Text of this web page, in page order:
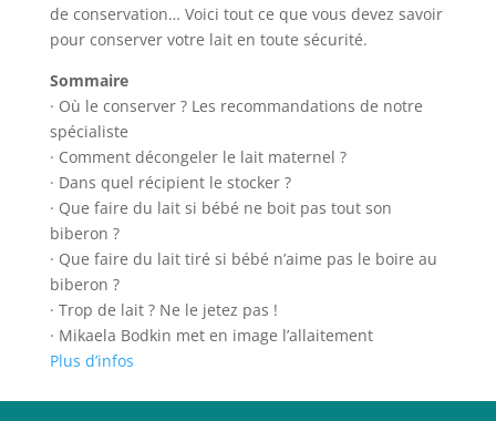
de conservation… Voici tout ce que vous devez savoir
pour conserver votre lait en toute sécurité.
Sommaire
· Où le conserver ? Les recommandations de notre
spécialiste
· Comment décongeler le lait maternel ?
· Dans quel récipient le stocker ?
· Que faire du lait si bébé ne boit pas tout son
biberon ?
· Que faire du lait tiré si bébé n’aime pas le boire au
biberon ?
· Trop de lait ? Ne le jetez pas !
· Mikaela Bodkin met en image l’allaitement
Plus d’infos